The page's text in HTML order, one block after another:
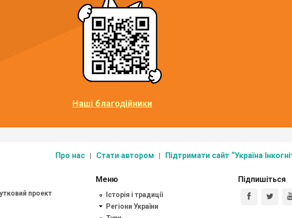
Наші благодійники
Про нас Стати автором Підтримати сайт “Україна
проект
Меню
Історія і традиції
Регіони України
Підпишіться